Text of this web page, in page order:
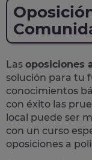
Las oposiciones
solución para tu
conocimientos
con éxito las
local puede ser
con un curso
oposiciones a